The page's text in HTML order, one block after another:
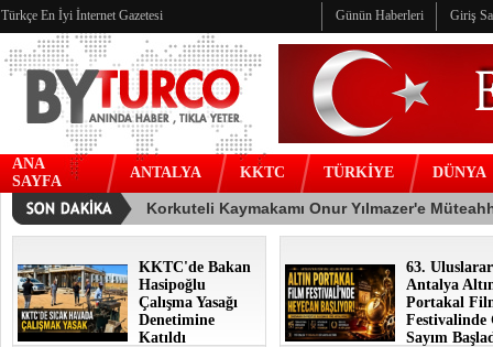
Türkçe En İyi İnternet Gazetesi Günün Haberleri Giriş
ANA
SAYFA
ANTALYA KKTC TÜRKİYE DÜNYA
KKTC'de Bakan
Hasipoğlu
Çalışma Yasağı
Denetimine
Katıldı
63.
Antalya
Portakal
Festivalinde
Sayım